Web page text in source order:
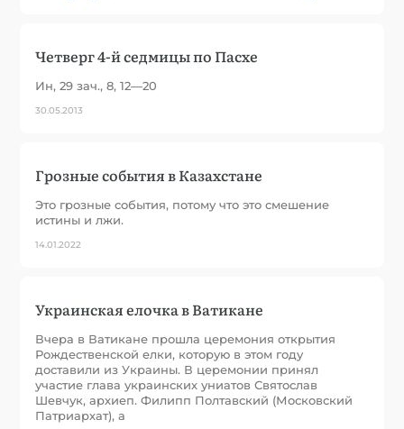
Четверг 4-й седмицы по Пасхе
Ин, 29 зач., 8, 12—20
30.05.2013
Грозные события в Казахстане
Это грозные события, потому что это смешение
истины и лжи.
14.01.2022
Украинская елочка в Ватикане
Вчера в Ватикане прошла церемония открытия
Рождественской елки, которую в этом году
доставили из Украины. В церемонии принял
участие глава украинских униатов Святослав
Шевчук, архиеп. Филипп Полтавский (Московский
Патриархат), а